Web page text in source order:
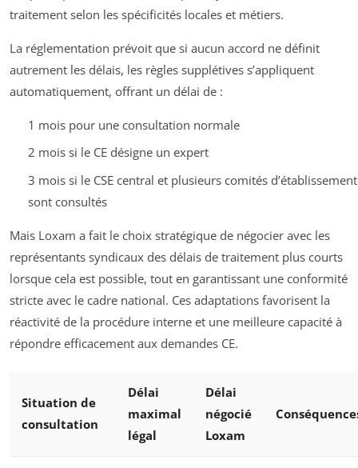
traitement selon les spécificités locales et métiers.
La réglementation prévoit que si aucun accord ne définit
autrement les délais, les règles supplétives s’appliquent
automatiquement, offrant un délai de :
1 mois pour une consultation normale
2 mois si le CE désigne un expert
3 mois si le CSE central et plusieurs comités d’établissement
sont consultés
Mais Loxam a fait le choix stratégique de négocier avec les
représentants syndicaux des délais de traitement plus courts
lorsque cela est possible, tout en garantissant une conformité
stricte avec le cadre national. Ces adaptations favorisent la
réactivité de la procédure interne et une meilleure capacité à
répondre efficacement aux demandes CE.
Situation de
consultation
Délai
maximal
légal
Délai
négocié
Loxam